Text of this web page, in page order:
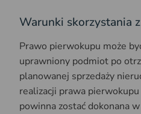
Warunki skorzystania
Prawo pierwokupu może
uprawniony podmiot po
planowanej sprzedaży
realizacji prawa
powinna zostać dokonana